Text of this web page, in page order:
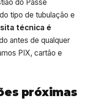
do Passé
tipo de tubulação e
técnica é
antes de qualquer
PIX, cartão e
próximas